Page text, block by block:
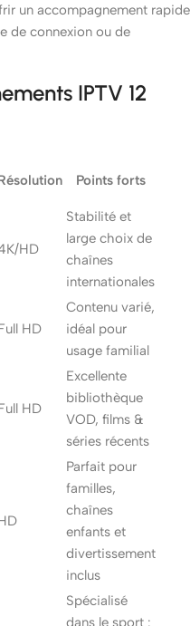
un accompagnement rapide
de connexion ou de
IPTV 12
Points forts
HD
Stabilité et
large choix de
chaînes
internationales
HD
Contenu varié,
idéal pour
usage familial
HD
Excellente
bibliothèque
VOD, films &
séries récents
Parfait pour
familles,
chaînes
enfants et
divertissement
inclus
Spécialisé
dans le sport :